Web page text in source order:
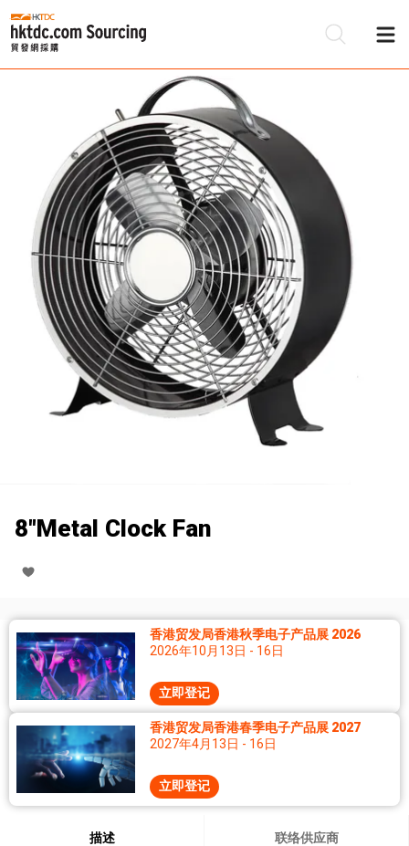
8"Metal Clock Fan
香港贸发局香港秋季电子产品展 2026
2026年10月13日 - 16日
立即登记
香港贸发局香港春季电子产品展 2027
2027年4月13日 - 16日
立即登记
描述 联络供应商